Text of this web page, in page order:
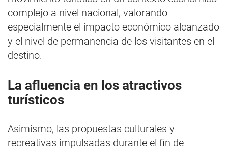
complejo a nivel nacional, valorando
especialmente el impacto económico alcanzado
y el nivel de permanencia de los visitantes en el
destino.
La afluencia en los atractivos
turísticos
Asimismo, las propuestas culturales y
recreativas impulsadas durante el fin de